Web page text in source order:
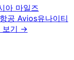
아 마일즈
공 Avios유나이티
기 →